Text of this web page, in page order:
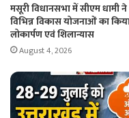
मसूरी विधानसभा में सीएम धामी ने
विभिन्न विकास योजनाओं का
लोकार्पण एवं शिलान्यास
August 4, 2026